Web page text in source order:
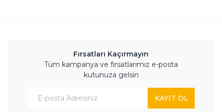
Fırsatları Kaçırmayın
Tüm kampanya ve fırsatlarımız e-posta
kutunuza gelsin
KAYIT OL